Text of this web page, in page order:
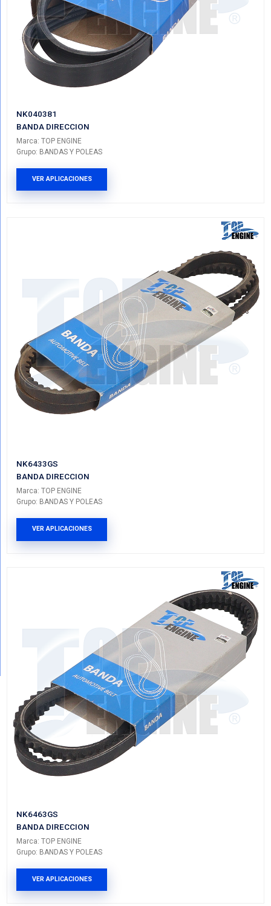
BANDA DIRECCION
Marca: TOP ENGINE
Grupo: BANDAS Y POLEAS
VER APLICACIONES
NK6433GS
BANDA DIRECCION
VER APLICACIONES